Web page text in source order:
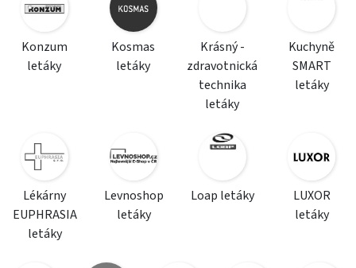
Konzum
letáky
Kosmas
letáky
Krásný -
zdravotnická
technika
letáky
Kuchyně
SMART
letáky
Lékárny
EUPHRASIA
letáky
Levnoshop
letáky
Loap letáky
LUXOR
letáky